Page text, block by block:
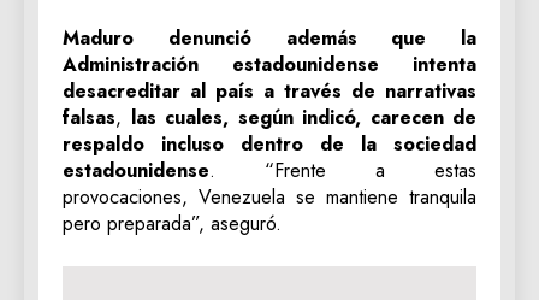
Maduro denunció además que la
Administración estadounidense intenta
desacreditar al país a través de narrativas
falsas, las cuales, según indicó, carecen de
respaldo incluso dentro de la sociedad
estadounidense. “Frente a estas
provocaciones, Venezuela se mantiene tranquila
pero preparada”, aseguró.